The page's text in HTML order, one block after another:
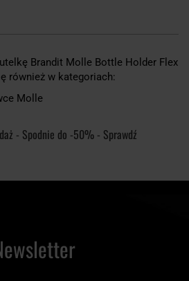
Brandit Molle Bottle Holder Flex
również w kategoriach:
Molle